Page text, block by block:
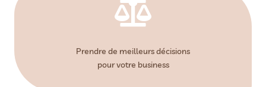

Prendre de meilleurs décisions
pour votre business